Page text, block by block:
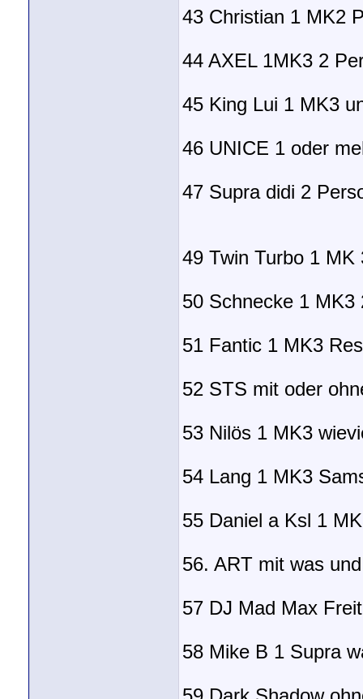
43 Christian 1 MK2
44 AXEL 1MK3 2
45 King Lui 1 MK3
46 UNICE 1 oder
47 Supra didi 2
49 Twin Turbo 1 MK
50 Schnecke 1 MK3
51 Fantic 1 MK3
52 STS mit oder
53 Nilös 1 MK3
54 Lang 1 MK3
55 Daniel a Ksl 1
56. ART mit was
57 DJ Mad Max
58 Mike B 1 Supra